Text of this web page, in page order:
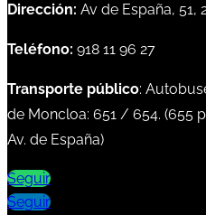
Dirección: Av de España, 51,
Teléfono: 918 11 96 27
Transporte público:
de Moncloa: 651 / 654. (655
Av. de España)
Seguir
Seguir